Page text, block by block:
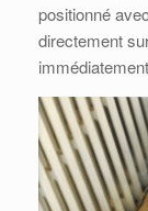
positionné
directement